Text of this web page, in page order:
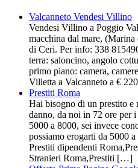
Valcanneto Vendesi Villino
Vendesi Villino a Poggio
macchina dal mare,
di Ceri. Per info: 338
terra: saloncino, angolo
primo piano: camera,
Villetta a Valcanneto a €
Prestiti Roma
Hai bisogno di un prestito e
danno, da noi in 72 ore per
5000 a 8000, sei invece
possiamo erogarti da 5000
Prestiti dipendenti
Stranieri Roma,Prestiti […]